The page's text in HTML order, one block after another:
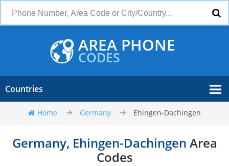
AREA PHONE
CODES
Countries
Home Germany Ehingen-Dachingen
Germany, Ehingen-Dachingen Area
Codes